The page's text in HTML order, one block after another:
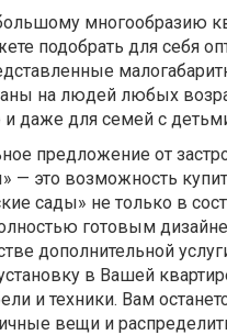
многообразию
подобрать для себя
на людей любых
и даже для семей с
предложение от
— это возможность
сады» не только в
готовым
дополнительной
в Вашей
и техники. Вам
вещи и